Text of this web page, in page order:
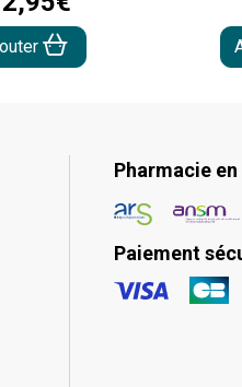
Pharmacie
Paiement